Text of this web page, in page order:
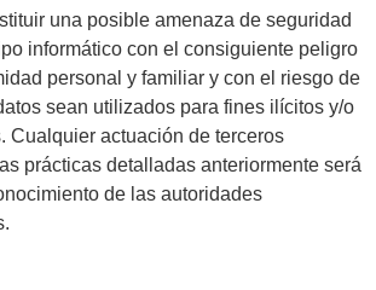
una posible amenaza de seguridad
informático con el consiguiente peligro
personal y familiar y con el riesgo de
sean utilizados para fines ilícitos y/o
Cualquier actuación de terceros
prácticas detalladas anteriormente será
de las autoridades